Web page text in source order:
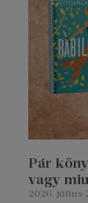
Pár
vagy
2026. július